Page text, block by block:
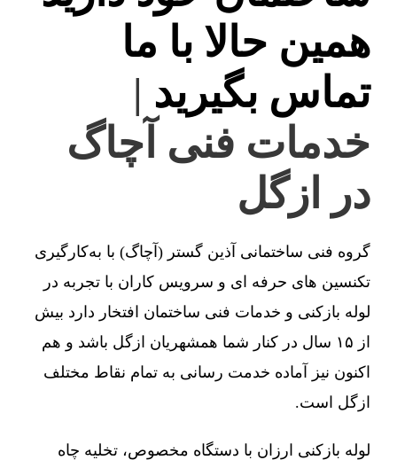
همین حالا با ما
تماس بگیرید |
خدمات فنی آچاگ
در ازگل
گروه فنی ساختمانی آذین گستر (آچاگ) با به‌کارگیری
تکنسین های حرفه ای و سرویس کاران با تجربه در
لوله بازکنی و خدمات فنی ساختمان افتخار دارد بیش
از ۱۵ سال در کنار شما همشهریان ازگل باشد و هم
اکنون نیز آماده خدمت رسانی به تمام نقاط مختلف
ازگل است.
لوله بازکنی ارزان با دستگاه مخصوص، تخلیه چاه